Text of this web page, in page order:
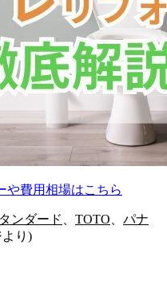
や費用相場はこちら
ンダード 、 TOTO、 パナ
り)